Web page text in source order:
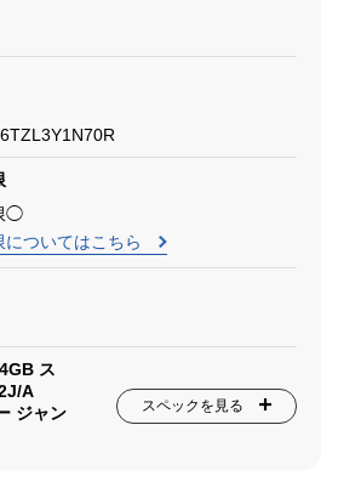
◯
ついてはこちら
ス
A
ジャン
スペックを見る